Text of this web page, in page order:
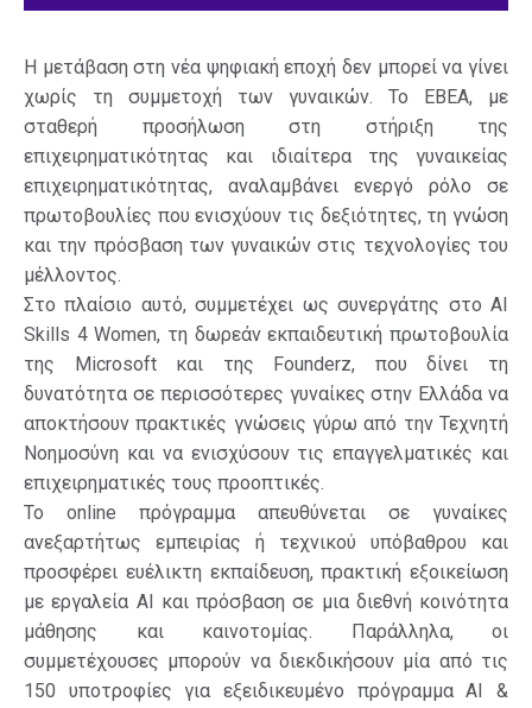
Η μετάβαση στη νέα ψηφιακή εποχή δεν μπορεί να γίνει
χωρίς τη συμμετοχή των γυναικών. Το ΕΒΕΑ, με
σταθερή προσήλωση στη στήριξη της
επιχειρηματικότητας και ιδιαίτερα της γυναικείας
επιχειρηματικότητας, αναλαμβάνει ενεργό ρόλο σε
πρωτοβουλίες που ενισχύουν τις δεξιότητες, τη γνώση
και την πρόσβαση των γυναικών στις τεχνολογίες του
μέλλοντος.
Στο πλαίσιο αυτό, συμμετέχει ως συνεργάτης στο AI
Skills 4 Women, τη δωρεάν εκπαιδευτική πρωτοβουλία
της Microsoft και της Founderz, που δίνει τη
δυνατότητα σε περισσότερες γυναίκες στην Ελλάδα να
αποκτήσουν πρακτικές γνώσεις γύρω από την Τεχνητή
Νοημοσύνη και να ενισχύσουν τις επαγγελματικές και
επιχειρηματικές τους προοπτικές.
Το online πρόγραμμα απευθύνεται σε γυναίκες
ανεξαρτήτως εμπειρίας ή τεχνικού υπόβαθρου και
προσφέρει ευέλικτη εκπαίδευση, πρακτική εξοικείωση
με εργαλεία AI και πρόσβαση σε μια διεθνή κοινότητα
μάθησης και καινοτομίας. Παράλληλα, οι
συμμετέχουσες μπορούν να διεκδικήσουν μία από τις
150 υποτροφίες για εξειδικευμένο πρόγραμμα AI &